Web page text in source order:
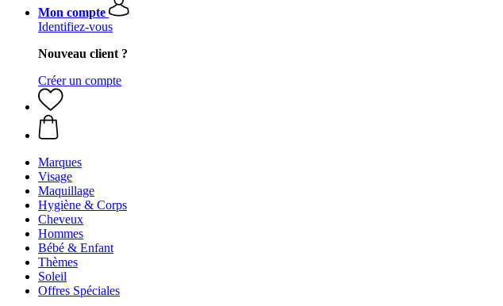
Mon compte
Identifiez-vous
Nouveau client ?
Créer un compte
Marques
Visage
Maquillage
Hygiène & Corps
Cheveux
Hommes
Bébé & Enfant
Thèmes
Soleil
Offres Spéciales